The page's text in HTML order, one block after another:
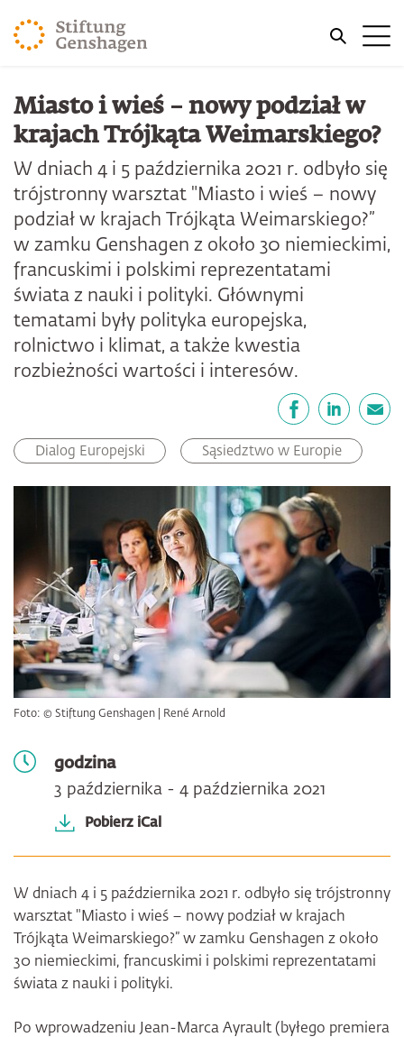
PRZJDŹ DO TREŚCI GŁÓWNEJ
PRZEJDŹ DO WYSZUKIWARKI
Miasto i wieś – nowy podział w
krajach Trójkąta Weimarskiego?
W dniach 4 i 5 października 2021 r. odbyło się
trójstronny warsztat "Miasto i wieś – nowy
podział w krajach Trójkąta Weimarskiego?”
w zamku Genshagen z około 30 niemieckimi,
francuskimi i polskimi reprezentatami
świata z nauki i polityki. Głównymi
tematami były polityka europejska,
rolnictwo i klimat, a także kwestia
rozbieżności wartości i interesów.
Dialog Europejski Sąsiedztwo w Europie
Foto: © Stiftung Genshagen | René Arnold
godzina
3 października - 4 października 2021
Pobierz iCal
W dniach 4 i 5 października 2021 r. odbyło się trójstronny
warsztat "Miasto i wieś – nowy podział w krajach
Trójkąta Weimarskiego?” w zamku Genshagen z około
30 niemieckimi, francuskimi i polskimi reprezentatami
świata z nauki i polityki.
Po wprowadzeniu Jean-Marca Ayrault (byłego premiera